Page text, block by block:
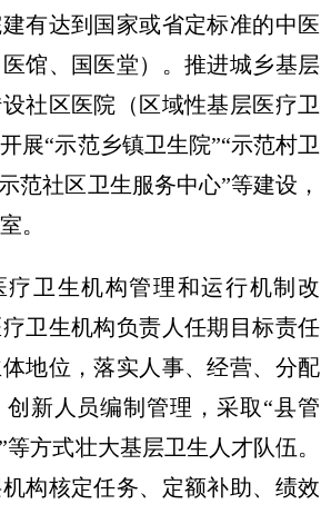
有达到国家或省定标准的中医
馆、国医堂）。推进城乡基层
社区医院（区域性基层医疗卫
展“示范乡镇卫生院”“示范村卫
范社区卫生服务中心”等建设，
。
疗卫生机构管理和运行机制改
卫生机构负责人任期目标责任
地位，落实人事、经营、分配
新人员编制管理，采取“县管
等方式壮大基层卫生人才队伍。
构核定任务、定额补助、绩效